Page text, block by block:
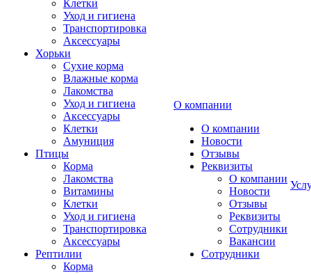
Клетки
Уход и гигиена
Транспортировка
Аксессуары
Хорьки
Сухие корма
Влажные корма
Лакомства
Уход и гигиена
Аксессуары
Клетки
Амуниция
Птицы
Корма
Лакомства
Витамины
Клетки
Уход и гигиена
Транспортировка
Аксессуары
Рептилии
Корма
О компании
О компании
Новости
Отзывы
Реквизиты
О компании
Новости
Отзывы
Реквизиты
Сотрудники
Вакансии
Сотрудники